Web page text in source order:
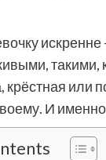
такими,
или
И